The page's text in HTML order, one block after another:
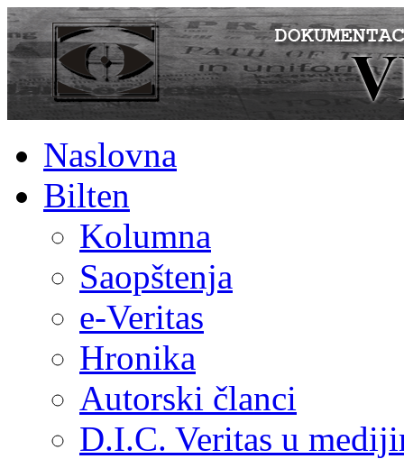
Naslovna
Bilten
Kolumna
Saopštenja
e-Veritas
Hronika
Autorski članci
D.I.C. Veritas u